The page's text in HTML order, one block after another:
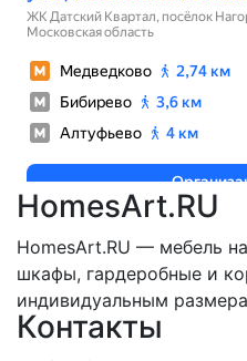
HomesArt.RU
HomesArt.RU — мебель
шкафы, гардеробные и
индивидуальным
Контакты